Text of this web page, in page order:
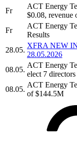
Fr
ACT Energy
$0.08, revenue
Fr
ACT Energy
Results
28.05.
XFRA NEW
28.05.2026
08.05.
ACT Energy
elect 7
08.05.
ACT Energy
of $144.5M